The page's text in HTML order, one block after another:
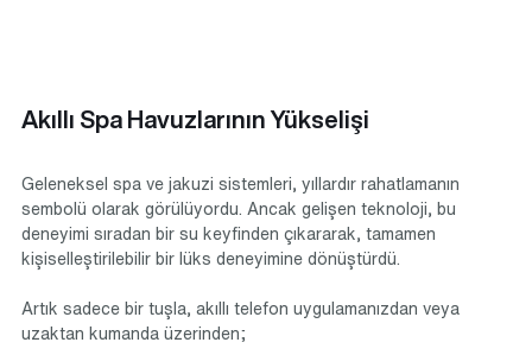
Akıllı Spa Havuzlarının Yükselişi
Geleneksel spa ve jakuzi sistemleri, yıllardır rahatlamanın
sembolü olarak görülüyordu. Ancak gelişen teknoloji, bu
deneyimi sıradan bir su keyfinden çıkararak, tamamen
kişiselleştirilebilir bir lüks deneyimine dönüştürdü.
Artık sadece bir tuşla, akıllı telefon uygulamanızdan veya
uzaktan kumanda üzerinden;